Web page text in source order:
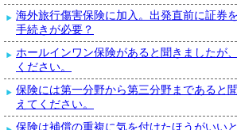
海外旅行傷害保険に加入。出発直前に証券
手続きが必要？
ホールインワン保険があると聞きましたが
ください。
保険には第一分野から第三分野まであると
えてください。
保険は補償の重複に気を付けたほうがいい